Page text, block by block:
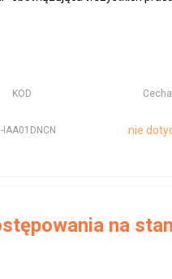
KOD Cecha
IAA01DNCN nie
na